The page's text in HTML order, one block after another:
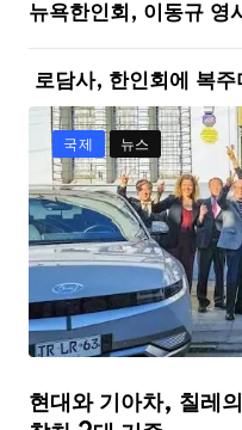
뉴욕한인회, 이동규 영
로담사, 한인회에 복
국제 뉴스
현대와 기아차, 칠레